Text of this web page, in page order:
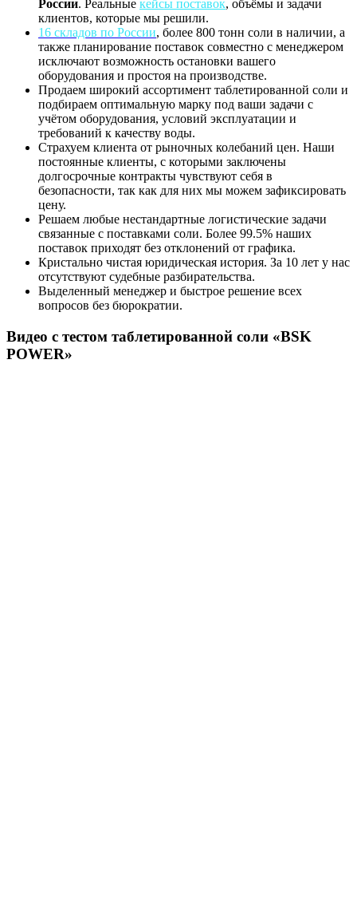
России. Реальные кейсы поставок, объёмы и задачи
клиентов, которые мы решили.
16 складов по России, более 800 тонн соли в наличии, а
также планирование поставок совместно с менеджером
исключают возможность остановки вашего
оборудования и простоя на производстве.
Продаем широкий ассортимент таблетированной соли и
подбираем оптимальную марку под ваши задачи с
учётом оборудования, условий эксплуатации и
требований к качеству воды.
Страхуем клиента от рыночных колебаний цен. Наши
постоянные клиенты, с которыми заключены
долгосрочные контракты чувствуют себя в
безопасности, так как для них мы можем зафиксировать
цену.
Решаем любые нестандартные логистические задачи
связанные с поставками соли. Более 99.5% наших
поставок приходят без отклонений от графика.
Кристально чистая юридическая история. За 10 лет у нас
отсутствуют судебные разбирательства.
Выделенный менеджер и быстрое решение всех
вопросов без бюрократии.
Видео с тестом таблетированной соли «BSK
POWER»